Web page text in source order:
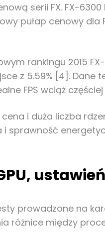
serii FX. FX-6300
pułap cenowy
rankingu 2015
z 5.59% [4].
FPS wciąż
i duża liczba
prowadzone na
między